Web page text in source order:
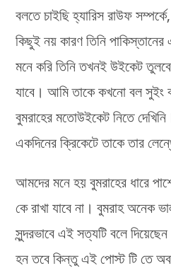
বলতে চাইছি হ্যারিস রাউফ
কিছুই নয় কারণ তিনি
মনে করি তিনি তখনই উইকেট
যাবে। আমি তাকে কখনো বল সুইং
বুমরাহের মতোউইকেট নিতে
একদিনের ক্রিকেটে তাকে তার
আমদের মনে হয় বুমরাহের ধারে
কে রাখা যাবে না। বুমরাহ অনেক
সুন্দরভাবে এই সত্যটি বলে
হন তবে কিন্তু এই পোস্ট টি তে